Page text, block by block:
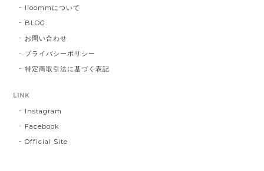
lloommについて
BLOG
お問い合わせ
プライバシーポリシー
特定商取引法に基づく表記
LINK
Instagram
Facebook
Official Site